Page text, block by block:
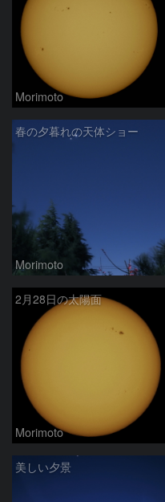
Morimoto
春の夕暮れの天体ショー
Morimoto
2月28日の太陽面
Morimoto
美しい夕景